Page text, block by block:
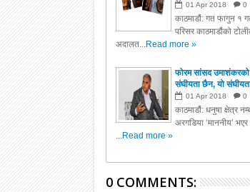
01 Apr 2018 0
काठमाडौं: गत फागुन १
परिसर काठमाडौंको
अदालत...Read more »
फोरम सांसद उमाशंकरको
संघीयता छैन, यो
01 Apr 2018 0
काठमाडौं: धनुषा क्षेत्र
अरगडिया ‘माननीय’
...Read more »
0 COMMENTS: